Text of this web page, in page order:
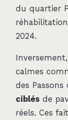
du quartier
2024.
calmes
des Passons
ciblés de
réels. Ces